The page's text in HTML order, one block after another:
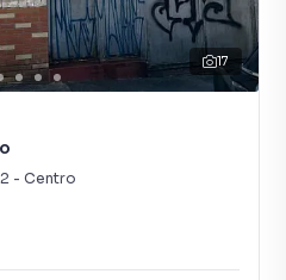
17
- Centro